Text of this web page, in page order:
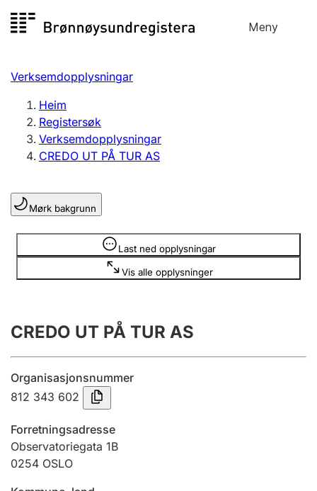
til
Meny
Registersøk
Aksjeselskap
Enkeltpersonføretak
Registrere, endre, slette
Lag og foreining
Registrere, endre, slette
Årsrekneskap
Innsending og forseinkingsgebyr
Tinglysing
Jeger
Verksemdopplysningar
Heim
Registersøk
Verksemdopplysningar
CREDO UT PÅ TUR AS
Mørk bakgrunn
Last ned opplysningar
Vis alle opplysninger
Opplysninger er skjult
CREDO UT PÅ TUR AS
Organisasjonsnummer
812 343 602
Forretningsadresse
Observatoriegata 1B
0254 OSLO